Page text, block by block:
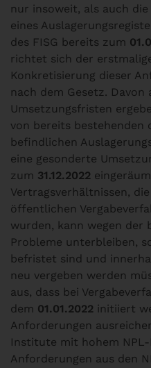
nur insoweit, als auch
eines
des FISG bereits zum
richtet sich der
Konkretisierung dieser
nach dem Gesetz. Davon
Umsetzungsfristen
von bereits bestehenden
befindlichen
eine gesonderte
zum 31.12.2022
Vertragsverhältnissen,
öffentlichen
wurden, kann wegen der
Probleme unterbleiben,
befristet sind und
neu vergeben werden
aus, dass bei
dem 01.01.2022 initiiert
Anforderungen
Institute mit hohem
Anforderungen aus den